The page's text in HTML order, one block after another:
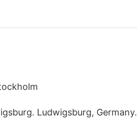
Ludwigsburg, Germany.